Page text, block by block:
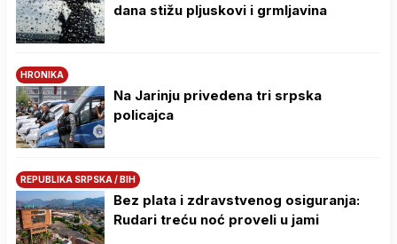
dana stižu pljuskovi i grmljavina
HRONIKA
Na Јarinju privedena tri srpska
policajca
REPUBLIKA SRPSKA / BIH
Bez plata i zdravstvenog osiguranja:
Rudari treću noć proveli u jami